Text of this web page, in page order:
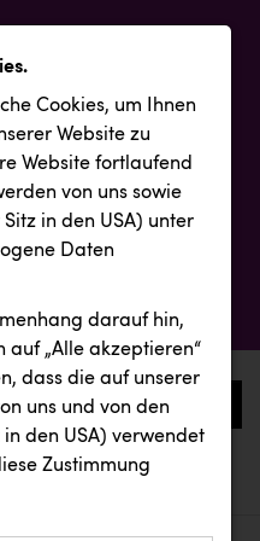
0
Cookies, um Ihnen
Website zu
Website fortlaufend
von uns sowie
in den USA) unter
Daten
darauf hin,
auf „Alle akzeptieren“
dass die auf unserer
uns und von den
den USA) verwendet
Zustimmung